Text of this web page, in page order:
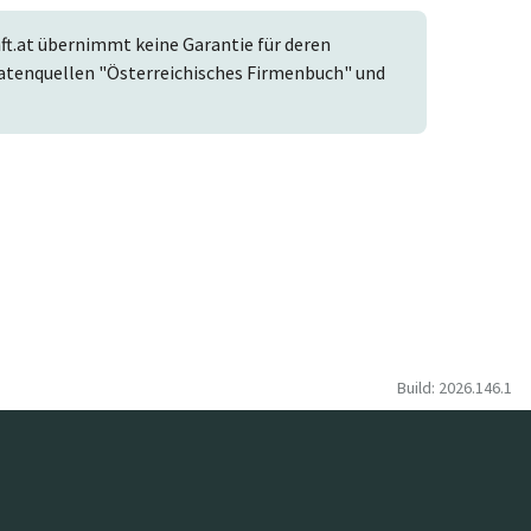
übernimmt keine Garantie für deren
"Österreichisches Firmenbuch" und
Build: 2026.146.1